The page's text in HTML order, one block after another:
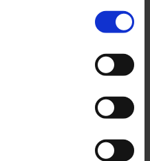
vores
at trykke på "Privacy
journalistisk